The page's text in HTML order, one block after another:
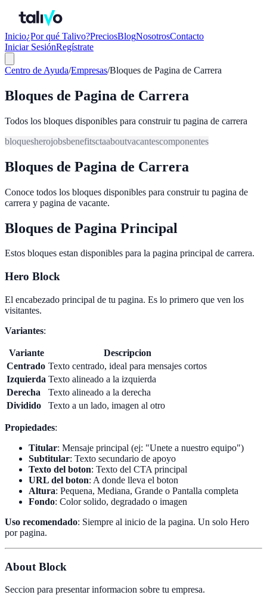
Inicio¿Por qué Talivo?PreciosBlogNosotrosContacto
Iniciar SesiónRegístrate
Centro de Ayuda/Empresas/Bloques de Pagina de Carrera
Bloques de Pagina de Carrera
Todos los bloques disponibles para construir tu pagina de carrera
bloquesherojobsbenefitsctaaboutvacantescomponentes
Bloques de Pagina de Carrera
Conoce todos los bloques disponibles para construir tu pagina de
carrera y pagina de vacante.
Bloques de Pagina Principal
Estos bloques estan disponibles para la pagina principal de carrera.
Hero Block
El encabezado principal de tu pagina. Es lo primero que ven los
visitantes.
Variantes:
Variante
Descripcion
Centrado Texto centrado, ideal para mensajes cortos
Izquierda Texto alineado a la izquierda
Derecha
Texto alineado a la derecha
Dividido
Texto a un lado, imagen al otro
Propiedades:
Titular: Mensaje principal (ej: "Unete a nuestro equipo")
Subtitular: Texto secundario de apoyo
Texto del boton: Texto del CTA principal
URL del boton: A donde lleva el boton
Altura: Pequena, Mediana, Grande o Pantalla completa
Fondo: Color solido, degradado o imagen
Uso recomendado: Siempre al inicio de la pagina. Un solo Hero
por pagina.
About Block
Seccion para presentar informacion sobre tu empresa.